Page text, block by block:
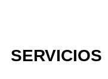
SERVICIOS